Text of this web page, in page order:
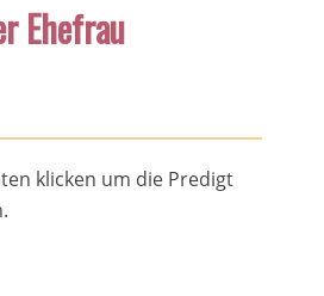
Ehefrau
klicken um die Predigt